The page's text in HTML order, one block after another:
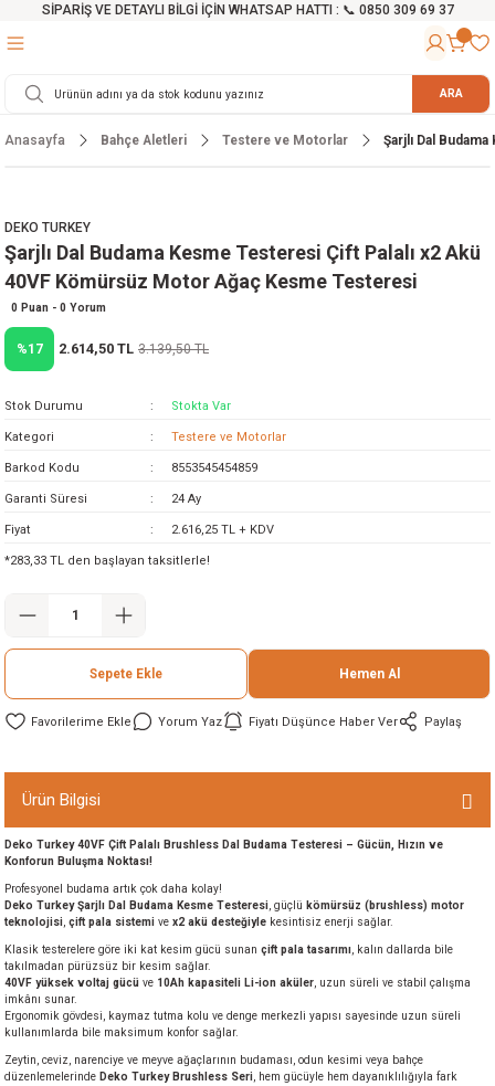
SİPARİŞ VE DETAYLI BİLGİ İÇİN WHATSAP HATTI : 📞 0850 309 69 37
Testereler
Makinesi
Testereler
Cihazları
Mikser
ve Arabalar
Malzemeleri ARA
Anasayfa Bahçe Aletleri Testere ve Motorlar Şarjlı Dal
DEKO TURKEY
Şarjlı Dal Budama Kesme Testeresi Çift Palalı x2 Akü
40VF Kömürsüz Motor Ağaç Kesme Testeresi
0 Puan - 0 Yorum
%17 2.614,50 TL 3.139,50 TL
Stok Durumu Stokta Var
Kategori Testere ve Motorlar
Barkod Kodu 8553545454859
Garanti Süresi 24 Ay
Fiyat 2.616,25 TL + KDV
*283,33 TL den başlayan taksitlerle!
Sepete Ekle Hemen Al
Yorum Yaz Fiyatı Düşünce Haber Ver Paylaş
Ürün Bilgisi
Deko Turkey 40VF Çift Palalı Brushless Dal Budama Testeresi – Gücün, Hızın ve
Konforun Buluşma Noktası!
Profesyonel budama artık çok daha kolay!
Deko Turkey Şarjlı Dal Budama Kesme Testeresi , güçlü kömürsüz (brushless) motor
teknolojisi çift pala sistemi ve x2 akü desteğiyle kesintisiz enerji sağlar.
Klasik testerelere göre iki kat kesim gücü sunan çift pala tasarımı , kalın dallarda bile
takılmadan pürüzsüz bir kesim sağlar.
40VF yüksek voltaj gücü ve 10Ah kapasiteli Li-ion aküler , uzun süreli ve stabil çalışma
imkânı sunar.
Ergonomik gövdesi, kaymaz tutma kolu ve denge merkezli yapısı sayesinde uzun süreli
kullanımlarda bile maksimum konfor sağlar.
Zeytin, ceviz, narenciye ve meyve ağaçlarının budaması, odun kesimi veya bahçe
düzenlemelerinde Deko Turkey Brushless Seri , hem gücüyle hem dayanıklılığıyla fark